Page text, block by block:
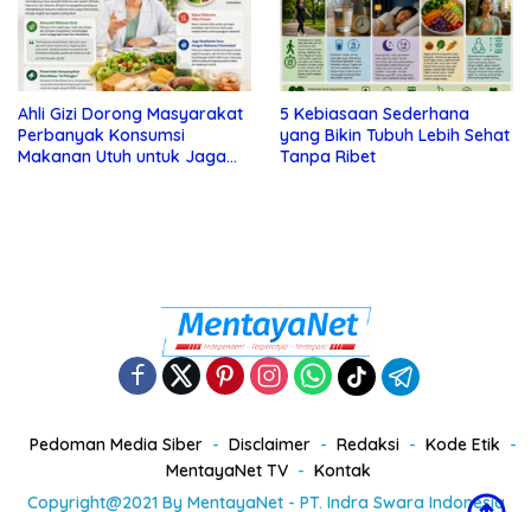
Ahli Gizi Dorong Masyarakat
Perbanyak Konsumsi
Makanan Utuh untuk Jaga
5 Kebiasaan Sederhana
yang Bikin Tubuh Lebih Sehat
Tanpa Ribet
Pedoman Media Siber Disclaimer Redaksi
Kode Etik
MentayaNet TV
Kontak
Copyright@2021 By MentayaNet - PT. Indra Swara Indonesia